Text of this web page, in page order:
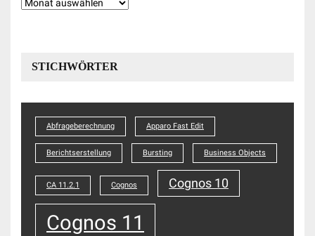
Beitragshistorie
STICHWÖRTER
Abfrageberechnung Apparo Fast Edit
Berichtserstellung Bursting Business Objects
CA 11.2.1 Cognos Cognos 10
Cognos 11